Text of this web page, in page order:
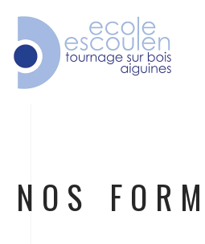
NOS